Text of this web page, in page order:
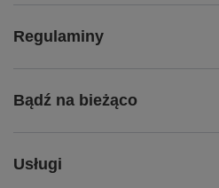
Regulaminy
Bądź na bieżąco
Usługi